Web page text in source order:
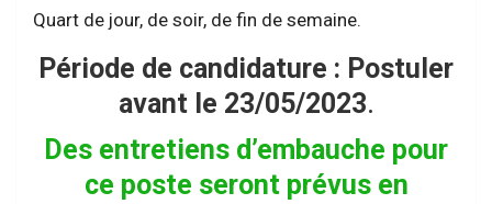
Quart de jour, de soir, de fin de semaine.
Période de candidature : Postuler
avant le 23/05/2023.
Des entretiens d’embauche pour
ce poste seront prévus en